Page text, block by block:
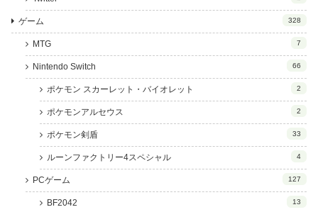
ゲーム 328
MTG 7
Nintendo Switch 66
ポケモン スカーレット・バイオレット 2
ポケモンアルセウス 2
ポケモン剣盾 33
ルーンファクトリー4スペシャル 4
PCゲーム 127
BF2042 13